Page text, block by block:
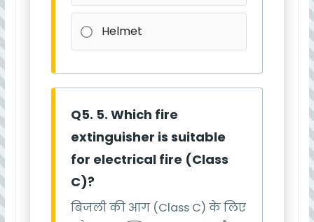
Helmet
Q5. 5. Which fire
extinguisher is suitable
for electrical fire (Class
C)?
बिजली की आग (Class C) के लिए